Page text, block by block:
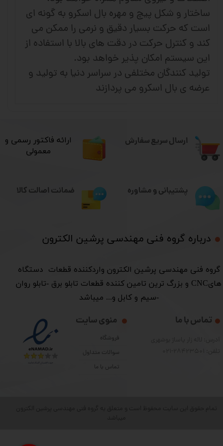
ساختار و شکل پیچ و مهره بال اسکرو به گونه ای
است که حرکت بسیار دقیق و نرمی را ممکن می
کند و کنترل حرکت در دقت های بالا با استفاده از
این سیستم امکان پذیر خواهد بود.
تولید کنندگان مختلفی در سراسر دنیا به تولید و
عرضه ی بال اسکرو می پردازند
ارسال سریع سفارش
درباره گروه فنی مهندسی پرشین الکترون​​​​​​​
​گروه فنی مهندسی پرشین الکترون واردکننده قطعات دستگاه
هایCNC و بزرگ ترین تامین کننده قطعات تابلو برق -تابلو روان
-سیم و کابل و... میباشد
منوی سایت
فروشگاه
سوالات متداول
تماس با ما
تماس با ما
​ارائه فاکتور رسمی و
معمولی
پشتیبانی و مشاوره ضمانت اصالت کالا